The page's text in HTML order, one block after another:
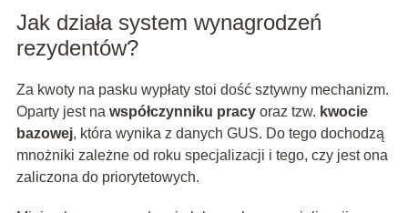
Jak działa system wynagrodzeń
rezydentów?
Za kwoty na pasku wypłaty stoi dość sztywny mechanizm.
Oparty jest na współczynniku pracyoraz tzw. kwocie
bazowej, która wynika z danych GUS. Do tego dochodzą
mnożniki zależne od roku specjalizacji i tego, czy jest ona
zaliczona do priorytetowych.